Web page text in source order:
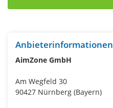
Anbieterinformationen
AimZone GmbH
Am Wegfeld 30
90427 Nürnberg (Bayern)